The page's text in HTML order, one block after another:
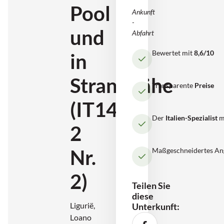
Pool
und
in
Strandnähe
(IT1404-
2
Nr.
2)
Ligurië,
Loano
Ankunft
-
Abfahrt
Bewertet mit8,6/10
Transparente Preise
Der Italien-Spezialist
Maßgeschneidertes
Teilen Sie
diese
Unterkunft: